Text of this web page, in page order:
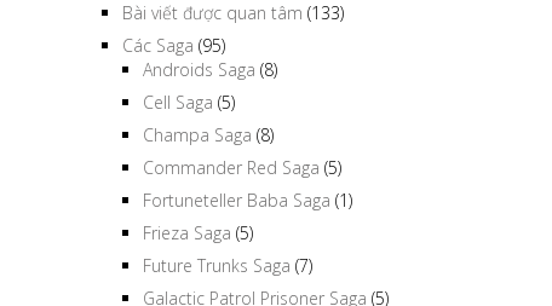
Bài viết được quan tâm (133)
Các Saga (95)
Androids Saga (8)
Cell Saga (5)
Champa Saga (8)
Commander Red Saga (5)
Fortuneteller Baba Saga (1)
Frieza Saga (5)
Future Trunks Saga (7)
Galactic Patrol Prisoner Saga (5)